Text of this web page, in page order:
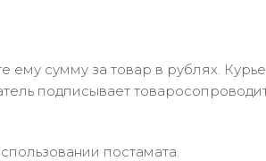
сумму за товар в рублях.
подписывает
постамата.